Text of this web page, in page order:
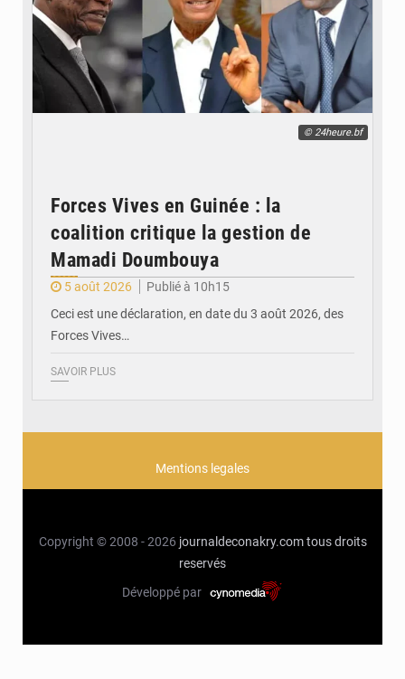
© 24heure.bf
Forces Vives en Guinée : la
coalition critique la gestion de
Mamadi Doumbouya
5 août 2026
Publié à 10h15
Ceci est une déclaration, en date du 3 août 2026, des
Forces Vives…
SAVOIR PLUS
Mentions legales
Copyright © 2008 - 2026 journaldeconakry.com tous droits
reservés
Développé par